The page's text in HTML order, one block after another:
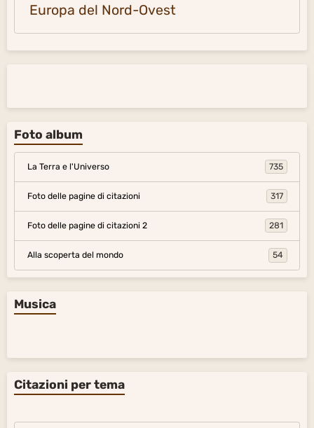
Europa del Nord-Ovest
Foto album
La Terra e l'Universo 735
Foto delle pagine di citazioni 317
Foto delle pagine di citazioni 2 281
Alla scoperta del mondo 54
Musica
Citazioni per tema